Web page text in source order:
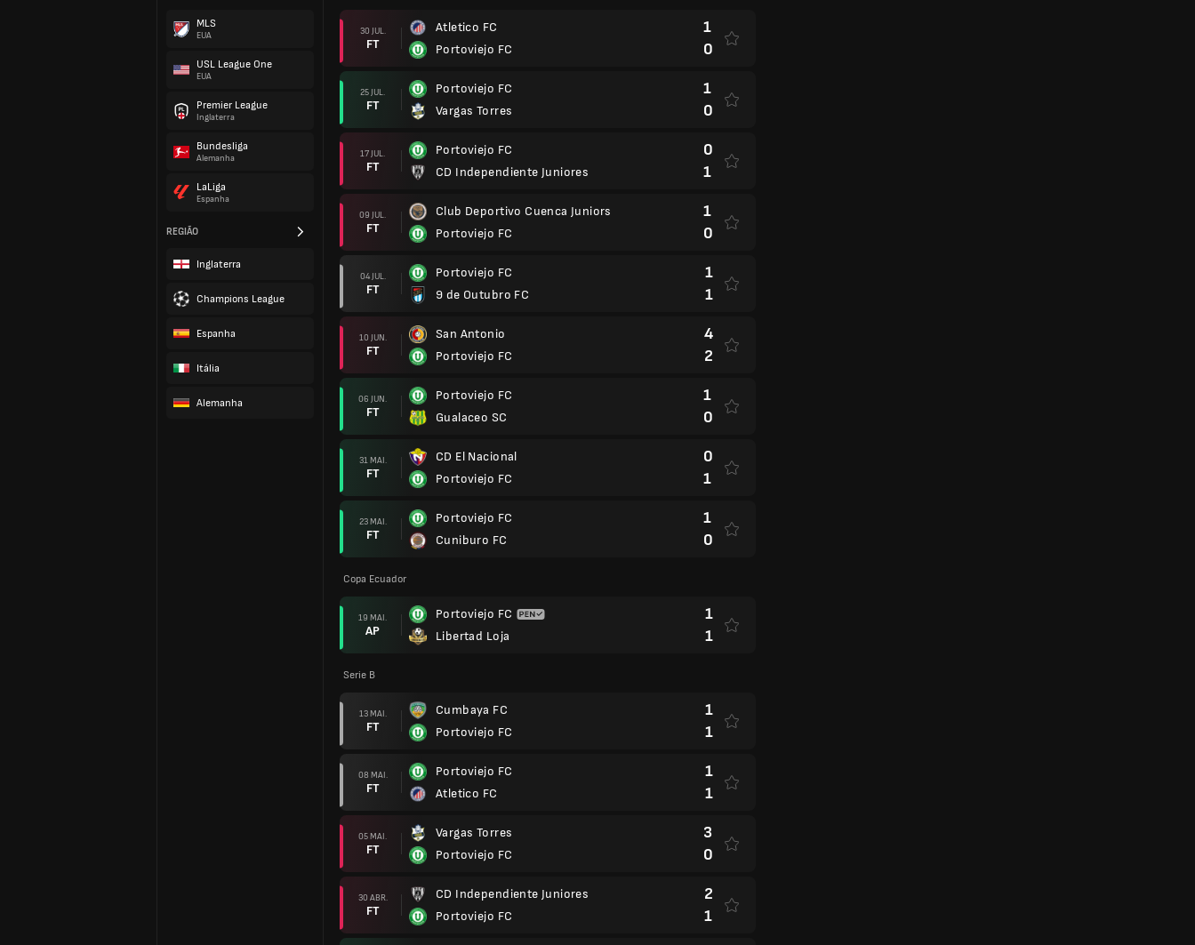
MLS
EUA
USL League One
EUA
Premier League
Inglaterra
Bundesliga
Alemanha
LaLiga
Espanha
REGIÃO
Inglaterra
Champions League
Espanha
Itália
Alemanha
30 JUL.
FT
Atletico FC
Portoviejo FC
1
0
25 JUL.
FT
Portoviejo FC
Vargas Torres
1
0
17 JUL.
FT
Portoviejo FC
CD Independiente Juniores
0
1
09 JUL.
FT
Club Deportivo Cuenca Juniors
Portoviejo FC
1
0
04 JUL.
FT
Portoviejo FC
9 de Outubro FC
1
1
10 JUN.
FT
San Antonio
Portoviejo FC
4
2
06 JUN.
FT
Portoviejo FC
Gualaceo SC
1
0
31 MAI.
FT
CD El Nacional
Portoviejo FC
0
1
23 MAI.
FT
Portoviejo FC
Cuniburo FC
1
0
Copa Ecuador
19 MAI.
AP
Portoviejo FC
Libertad Loja
1
1
Serie B
13 MAI.
FT
Cumbaya FC
Portoviejo FC
1
1
08 MAI.
FT
Portoviejo FC
Atletico FC
1
1
05 MAI.
FT
Vargas Torres
Portoviejo FC
3
0
30 ABR.
FT
CD Independiente Juniores
Portoviejo FC
2
1